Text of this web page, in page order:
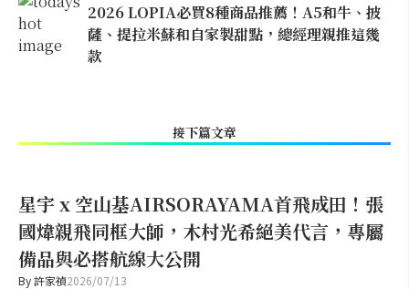
2026 LOPIA必買8種商品推薦！A5和牛、披
薩、提拉米蘇和自家製甜點，總經理親推這幾
款
接下篇文章
星宇 x 空山基AIRSORAYAMA首飛成田！張
國煒親飛同框大師，木村光希絕美代言，專屬
備品與必搭航線大公開
By許家禎2026/07/13